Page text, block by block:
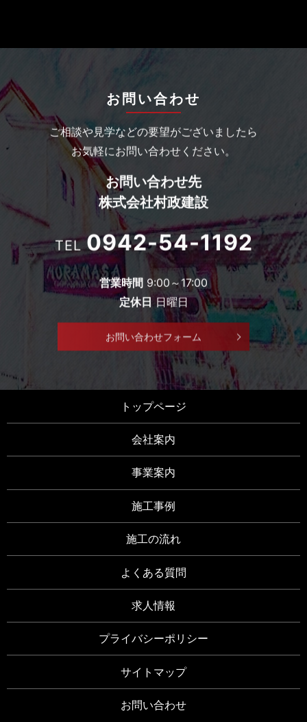
お問い合わせ
ご相談や見学などの要望がございましたら
お気軽にお問い合わせください。
お問い合わせ先
株式会社村政建設
TEL0942-54-1192
営業時間 9:00～17:00
定休日日曜日
お問い合わせフォーム
トップページ
会社案内
事業案内
施工事例
施工の流れ
よくある質問
求人情報
プライバシーポリシー
サイトマップ
お問い合わせ